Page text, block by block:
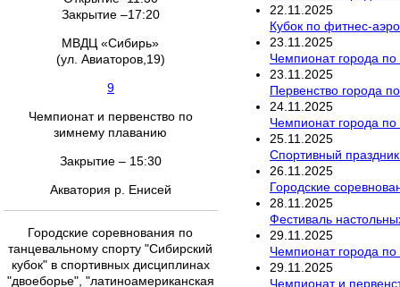
Закрытие –17:20
МВДЦ «Сибирь»
(ул. Авиаторов,19)
9
Чемпионат и первенство по
зимнему плаванию
Закрытие – 15:30
Акватория р. Енисей
Городские соревнования по
танцевальному спорту "Сибирский
кубок" в спортивных дисциплинах
"двоеборье", "латиноамериканская
22 11 2025
Кубок по фитнес-
23 11 2025
Чемпионат города
23 11 2025
Первенство города
24 11 2025
Чемпионат города по
25 11 2025
Спортивный
26 11 2025
Городские
28 11 2025
Фестиваль
29 11 2025
Чемпионат города
29 11 2025
Чемпионат и